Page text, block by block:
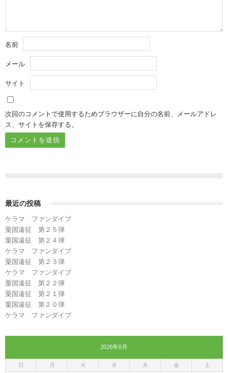
名前
メール
サイト
次回のコメントで使用するためブラウザーに自分の名前、メールアドレ
ス、サイトを保存する。
最近の投稿
ケラマ ファンダイブ
粟国遠征 第２５弾
粟国遠征 第２４弾
ケラマ ファンダイブ
粟国遠征 第２３弾
ケラマ ファンダイブ
粟国遠征 第２２弾
粟国遠征 第２１弾
粟国遠征 第２０弾
ケラマ ファンダイブ
2026年8月
日 月 火 水 木 金 土